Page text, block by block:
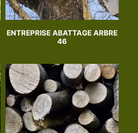
ENTREPRISE ABATTAGE ARBRE
46